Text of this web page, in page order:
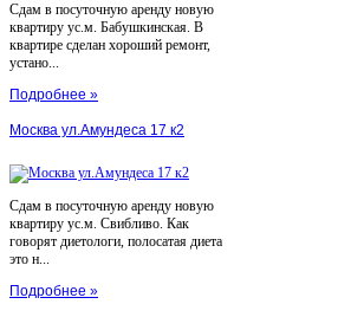
Сдам в посуточную аренду новую
квартиру ус.м. Бабушкинская. В
квартире сделан хороший ремонт,
устано...
Подробнее »
Москва ул.Амундеса 17 к2
Сдам в посуточную аренду новую
квартиру ус.м. Свибливо. Как
говорят диетологи, полосатая диета
это н...
Подробнее »